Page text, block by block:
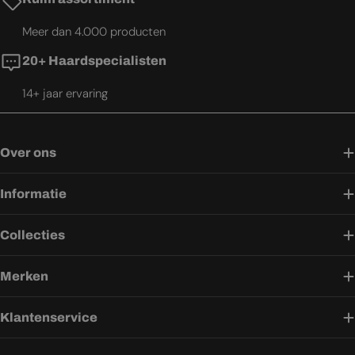
Meer dan 4.000 producten
20+ Haardspecialisten
14+ jaar ervaring
Over ons
Informatie
Collecties
Merken
Klantenservice